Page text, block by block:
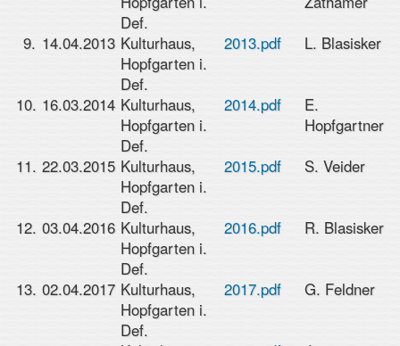
Def.
9. 14.04.2013 Kulturhaus,
Hopfgarten i.
Def.
2013.pdf L. Blasisker
10. 16.03.2014 Kulturhaus,
Hopfgarten i.
Def.
2014.pdf
E.
Hopfgartner
11. 22.03.2015 Kulturhaus,
Hopfgarten i.
Def.
2015.pdf S. Veider
12. 03.04.2016 Kulturhaus,
Hopfgarten i.
Def.
2016.pdf R. Blasisker
13. 02.04.2017 Kulturhaus,
Hopfgarten i.
Def.
2017.pdf G. Feldner